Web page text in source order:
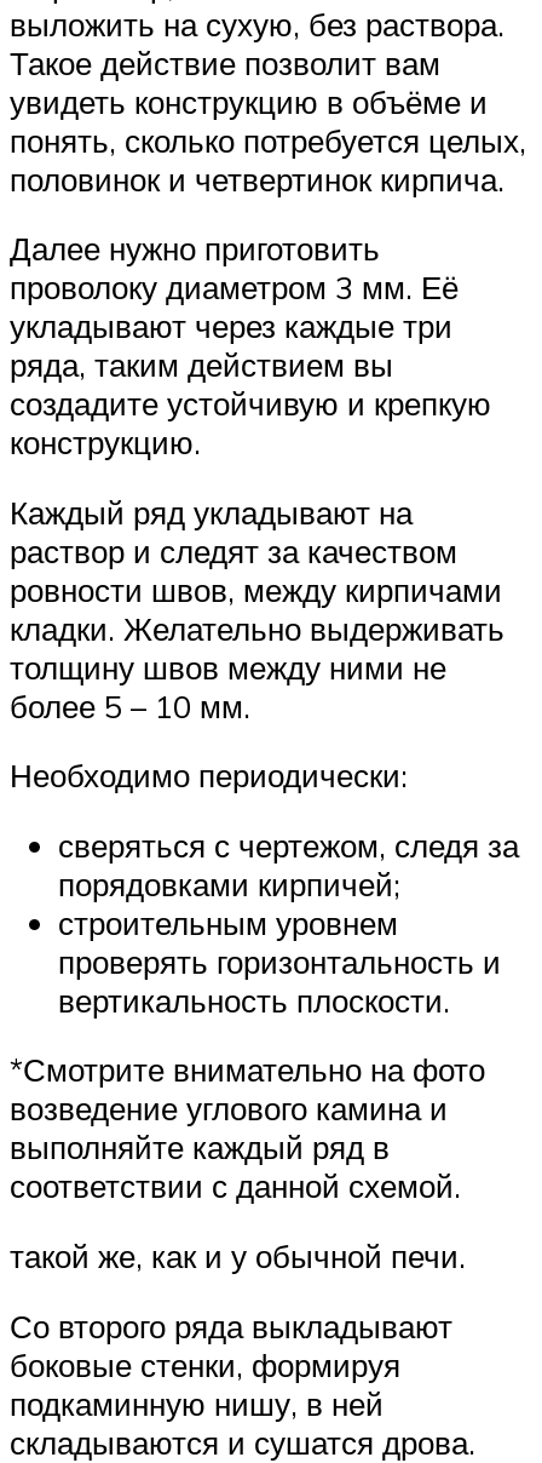
выложить на сухую, без раствора.
Такое действие позволит вам
увидеть конструкцию в объёме и
понять, сколько потребуется целых,
половинок и четвертинок кирпича.
Далее нужно приготовить
проволоку диаметром 3 мм. Её
укладывают через каждые три
ряда, таким действием вы
создадите устойчивую и крепкую
конструкцию.
Каждый ряд укладывают на
раствор и следят за качеством
ровности швов, между кирпичами
кладки. Желательно выдерживать
толщину швов между ними не
более 5 – 10 мм.
Необходимо периодически:
сверяться с чертежом, следя за
порядовками кирпичей;
строительным уровнем
проверять горизонтальность и
вертикальность плоскости.
*Смотрите внимательно на фото
возведение углового камина и
выполняйте каждый ряд в
соответствии с данной схемой.
такой же, как и у обычной печи.
Со второго ряда выкладывают
боковые стенки, формируя
подкаминную нишу, в ней
складываются и сушатся дрова.